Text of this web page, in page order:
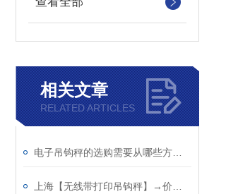
相关文章
RELATED ARTICLES